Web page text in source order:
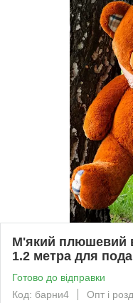
М'який плюшевий
1.2 метра для
Готово до відправки
Код: барни4
Опт і